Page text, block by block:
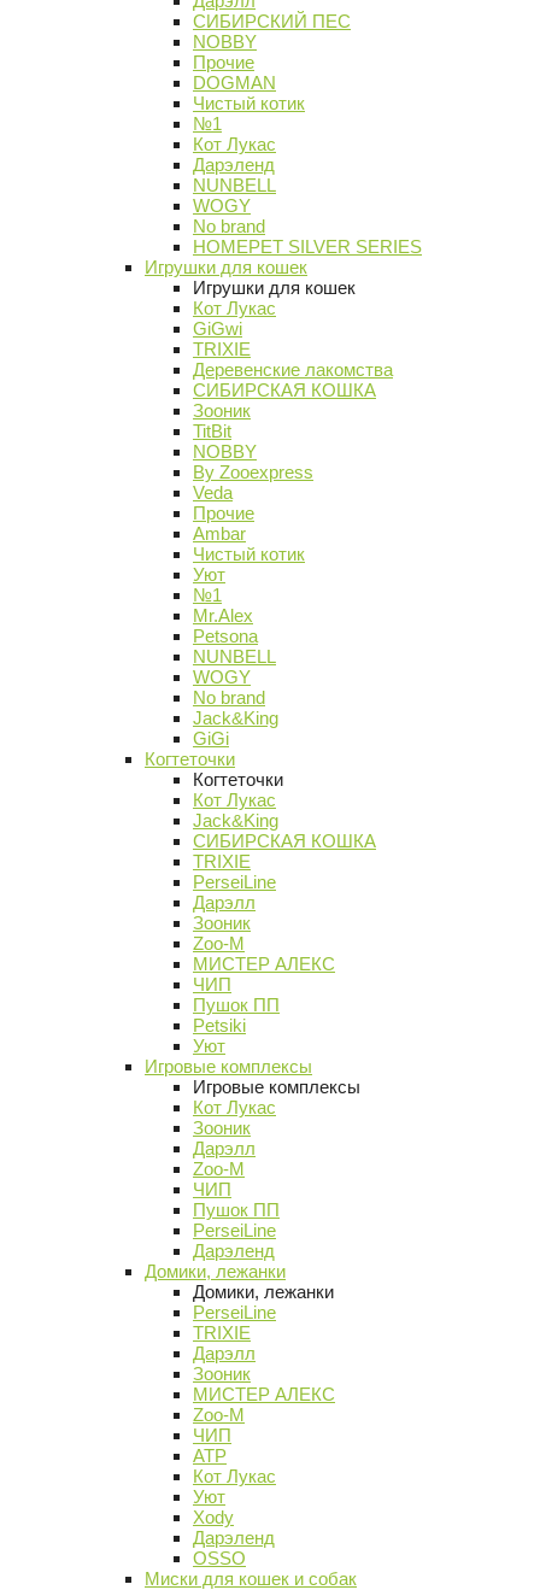
СИБИРСКИЙ ПЕС
NOBBY
Прочие
DOGMAN
Чистый котик
№1
Кот Лукас
Дарэленд
NUNBELL
WOGY
No brand
HOMEPET SILVER SERIES
Игрушки для кошек
Игрушки для кошек
Кот Лукас
GiGwi
TRIXIE
Деревенские лакомства
СИБИРСКАЯ КОШКА
Зооник
TitBit
NOBBY
By Zooexpress
Veda
Прочие
Ambar
Чистый котик
Уют
№1
Mr.Alex
Petsona
NUNBELL
WOGY
No brand
Jack&King
GiGi
Когтеточки
Когтеточки
Кот Лукас
Jack&King
СИБИРСКАЯ КОШКА
TRIXIE
PerseiLine
Дарэлл
Зооник
Zoo-M
МИСТЕР АЛЕКС
ЧИП
Пушок ПП
Petsiki
Уют
Игровые комплексы
Игровые комплексы
Кот Лукас
Зооник
Дарэлл
Zoo-M
ЧИП
Пушок ПП
PerseiLine
Дарэленд
Домики, лежанки
Домики, лежанки
PerseiLine
TRIXIE
Дарэлл
Зооник
МИСТЕР АЛЕКС
Zoo-M
ЧИП
АТР
Кот Лукас
Уют
Xody
Дарэленд
OSSO
Миски для кошек и собак